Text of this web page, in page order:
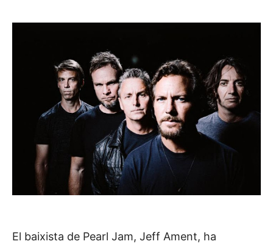
El baixista de Pearl Jam, Jeff Ament, ha